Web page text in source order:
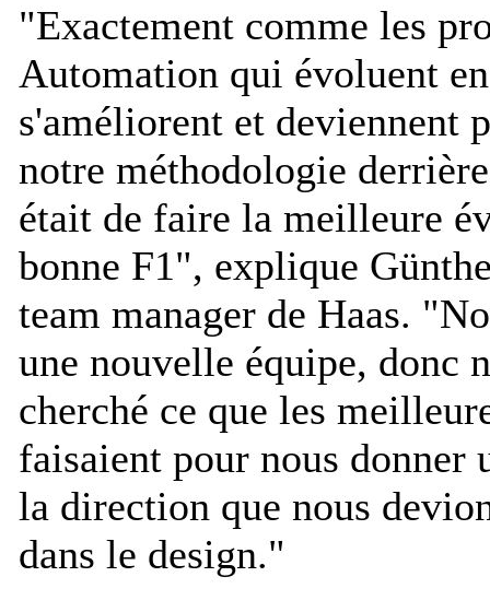
"Exactement comme les
Automation qui évoluent
s'améliorent et deviennent
notre méthodologie
était de faire la meilleure
bonne F1", explique
team manager de Haas. "
une nouvelle équipe, donc
cherché ce que les
faisaient pour nous donner
la direction que nous
dans le design."